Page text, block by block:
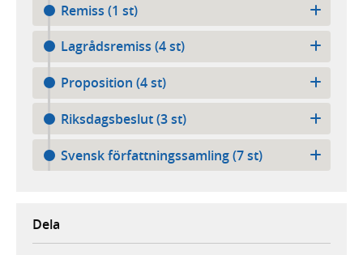
Remiss (1 st)
Lagrådsremiss (4 st)
Proposition (4 st)
Riksdagsbeslut (3 st)
Svensk författnings­samling (7 st)
Dela